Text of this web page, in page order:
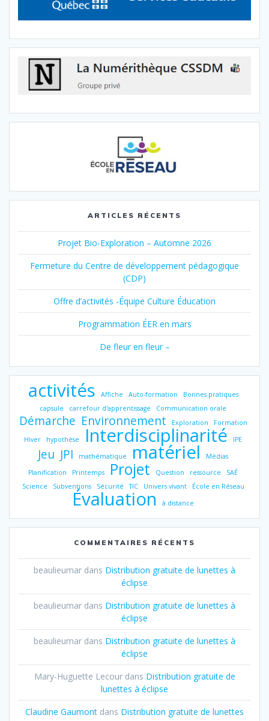
ARTICLES RÉCENTS
Projet Bio-Exploration – Automne 2026
Fermeture du Centre de développement pédagogique
(CDP)
Offre d’activités -Équipe Culture Éducation
Programmation ÉER en mars
De fleur en fleur –
activités Affiche Auto-formation
Bonnes pratiques
capsule
carrefour d'apprentissage Communication orale
Démarche Environnement Exploration
Formation
Hiver
hypothèse Interdisciplinarité IPE
Jeu JPI mathématique matériel
Médias
Planification
Printemps Projet Question ressource
SAÉ
Science
Subventions Sécurité TIC Univers vivant École en Réseau
Évaluation à distance
COMMENTAIRES RÉCENTS
beaulieumar dans Distribution gratuite de lunettes à
éclipse
beaulieumar dans Distribution gratuite de lunettes à
éclipse
beaulieumar dans Distribution gratuite de lunettes à
éclipse
Mary-Huguette Lecourdans Distribution gratuite de
lunettes à éclipse
Claudine Gaumont dans Distribution gratuite de lunettes